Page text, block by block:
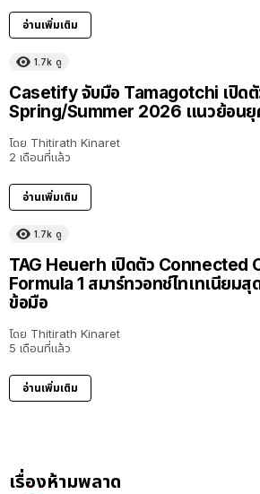
อ่านเพิ่มเติม
1.7k ดู
Casetify จับมือ Tamagotchi เปิดตั
Spring/Summer 2026 แนวย้อน
โดย Thitirath Kinaret
2 เดือนที่แล้ว
อ่านเพิ่มเติม
1.7k ดู
TAG Heuerh เปิดตัว Connected
Formula 1 สมาร์ทวอทช์ไทเทเนียมสุ
ข้อมือ
โดย Thitirath Kinaret
5 เดือนที่แล้ว
อ่านเพิ่มเติม
เรื่องห้ามพลาด